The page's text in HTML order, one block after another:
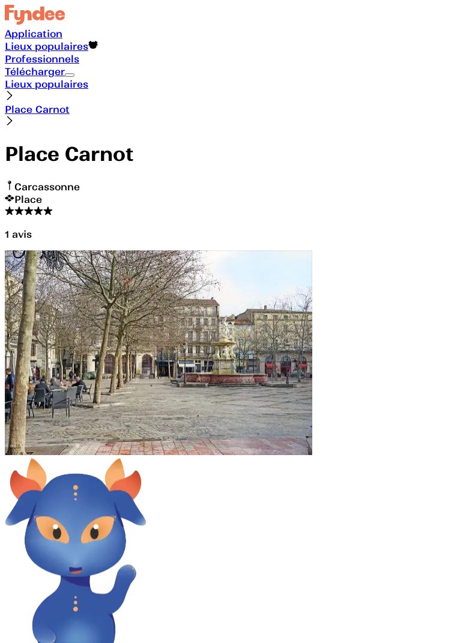
Application
Lieux populaires
Professionnels
Télécharger
Lieux populaires
Place Carnot
Place Carnot
Carcassonne
Place
1 avis